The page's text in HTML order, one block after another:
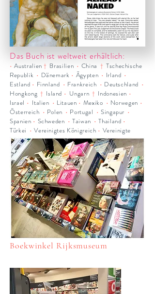
Das Buch ist weltweit erhältlich:
• Australien † Brasilien • China † Tschechische
Republik • Dänemark • Ägypten • Irland •
Estland • Finnland • Frankreich • Deutschland •
Hongkong † Island • Ungarn † Indonesien •
Israel • Italien • Litauen • Mexiko • Norwegen •
Österreich • Polen • Portugal • Singapur •
Spanien • Schweden • Taiwan • Thailand •
Türkei • Vereinigtes Königreich • Vereinigte
Arabische Emirate •Vietnam
Boekwinkel Rijksmuseum